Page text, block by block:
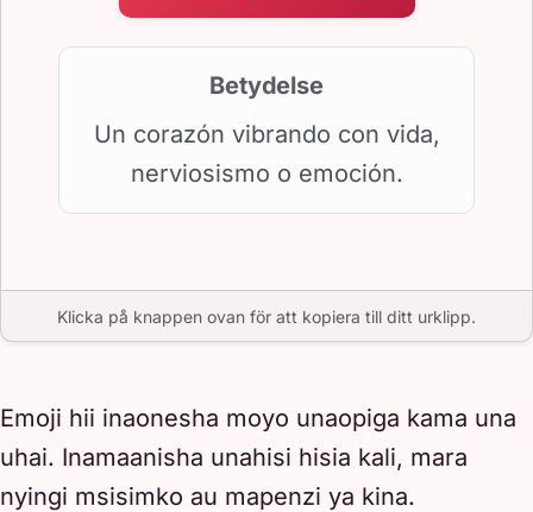
Betydelse
Un corazón vibrando con vida,
nerviosismo o emoción.
Klicka på knappen ovan för att kopiera till ditt urklipp.
Emoji hii inaonesha moyo unaopiga kama una
uhai. Inamaanisha unahisi hisia kali, mara
nyingi msisimko au mapenzi ya kina.